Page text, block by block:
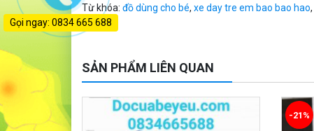
Từ khóa: đồ dùng cho bé, xe day tre em bao bao hao,
SẢN PHẨM LIÊN QUAN
-21%
Gọi ngay: 0834 665 688